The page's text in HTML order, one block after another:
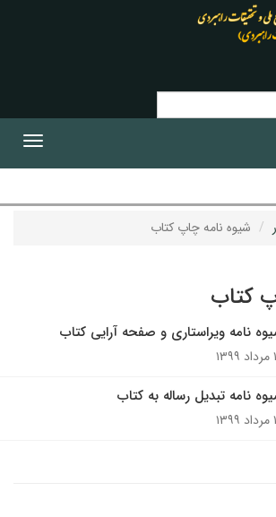
شیوه نامه چاپ کتاب
کتاب
نامه ویراستاری و صفحه آرایی کتاب
نامه تبدیل رساله به کتاب